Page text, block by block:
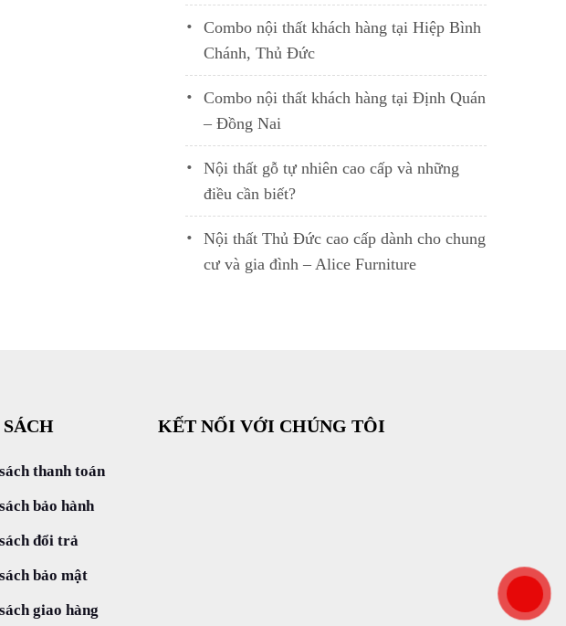
Combo nội thất khách hàng tại Hiệp Bình
Chánh, Thủ Đức
Combo nội thất khách hàng tại Định Quán
– Đồng Nai
Nội thất gỗ tự nhiên cao cấp và những
điều cần biết?
Nội thất Thủ Đức cao cấp dành cho chung
cư và gia đình – Alice Furniture
thanh toán
bảo hành
đổi trả
bảo mật
giao hàng
KẾT NỐI VỚI CHÚNG TÔI